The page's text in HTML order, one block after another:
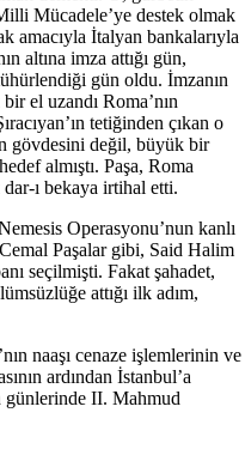
Mücadele’ye destek olmak
amacıyla İtalyan bankalarıyla
altına imza attığı gün,
gün oldu. İmzanın
el uzandı Roma’nın
tetiğinden çıkan o
gövdesini değil, büyük bir
almıştı. Paşa, Roma
dar-ı bekaya irtihal etti.
Operasyonu’nun kanlı
Paşalar gibi, Said Halim
seçilmişti. Fakat şahadet,
attığı ilk adım,
naaşı cenaze işlemlerinin ve
ardından İstanbul’a
günlerinde II. Mahmud